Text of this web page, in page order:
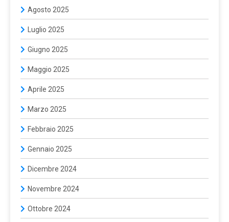
Agosto 2025
Luglio 2025
Giugno 2025
Maggio 2025
Aprile 2025
Marzo 2025
Febbraio 2025
Gennaio 2025
Dicembre 2024
Novembre 2024
Ottobre 2024